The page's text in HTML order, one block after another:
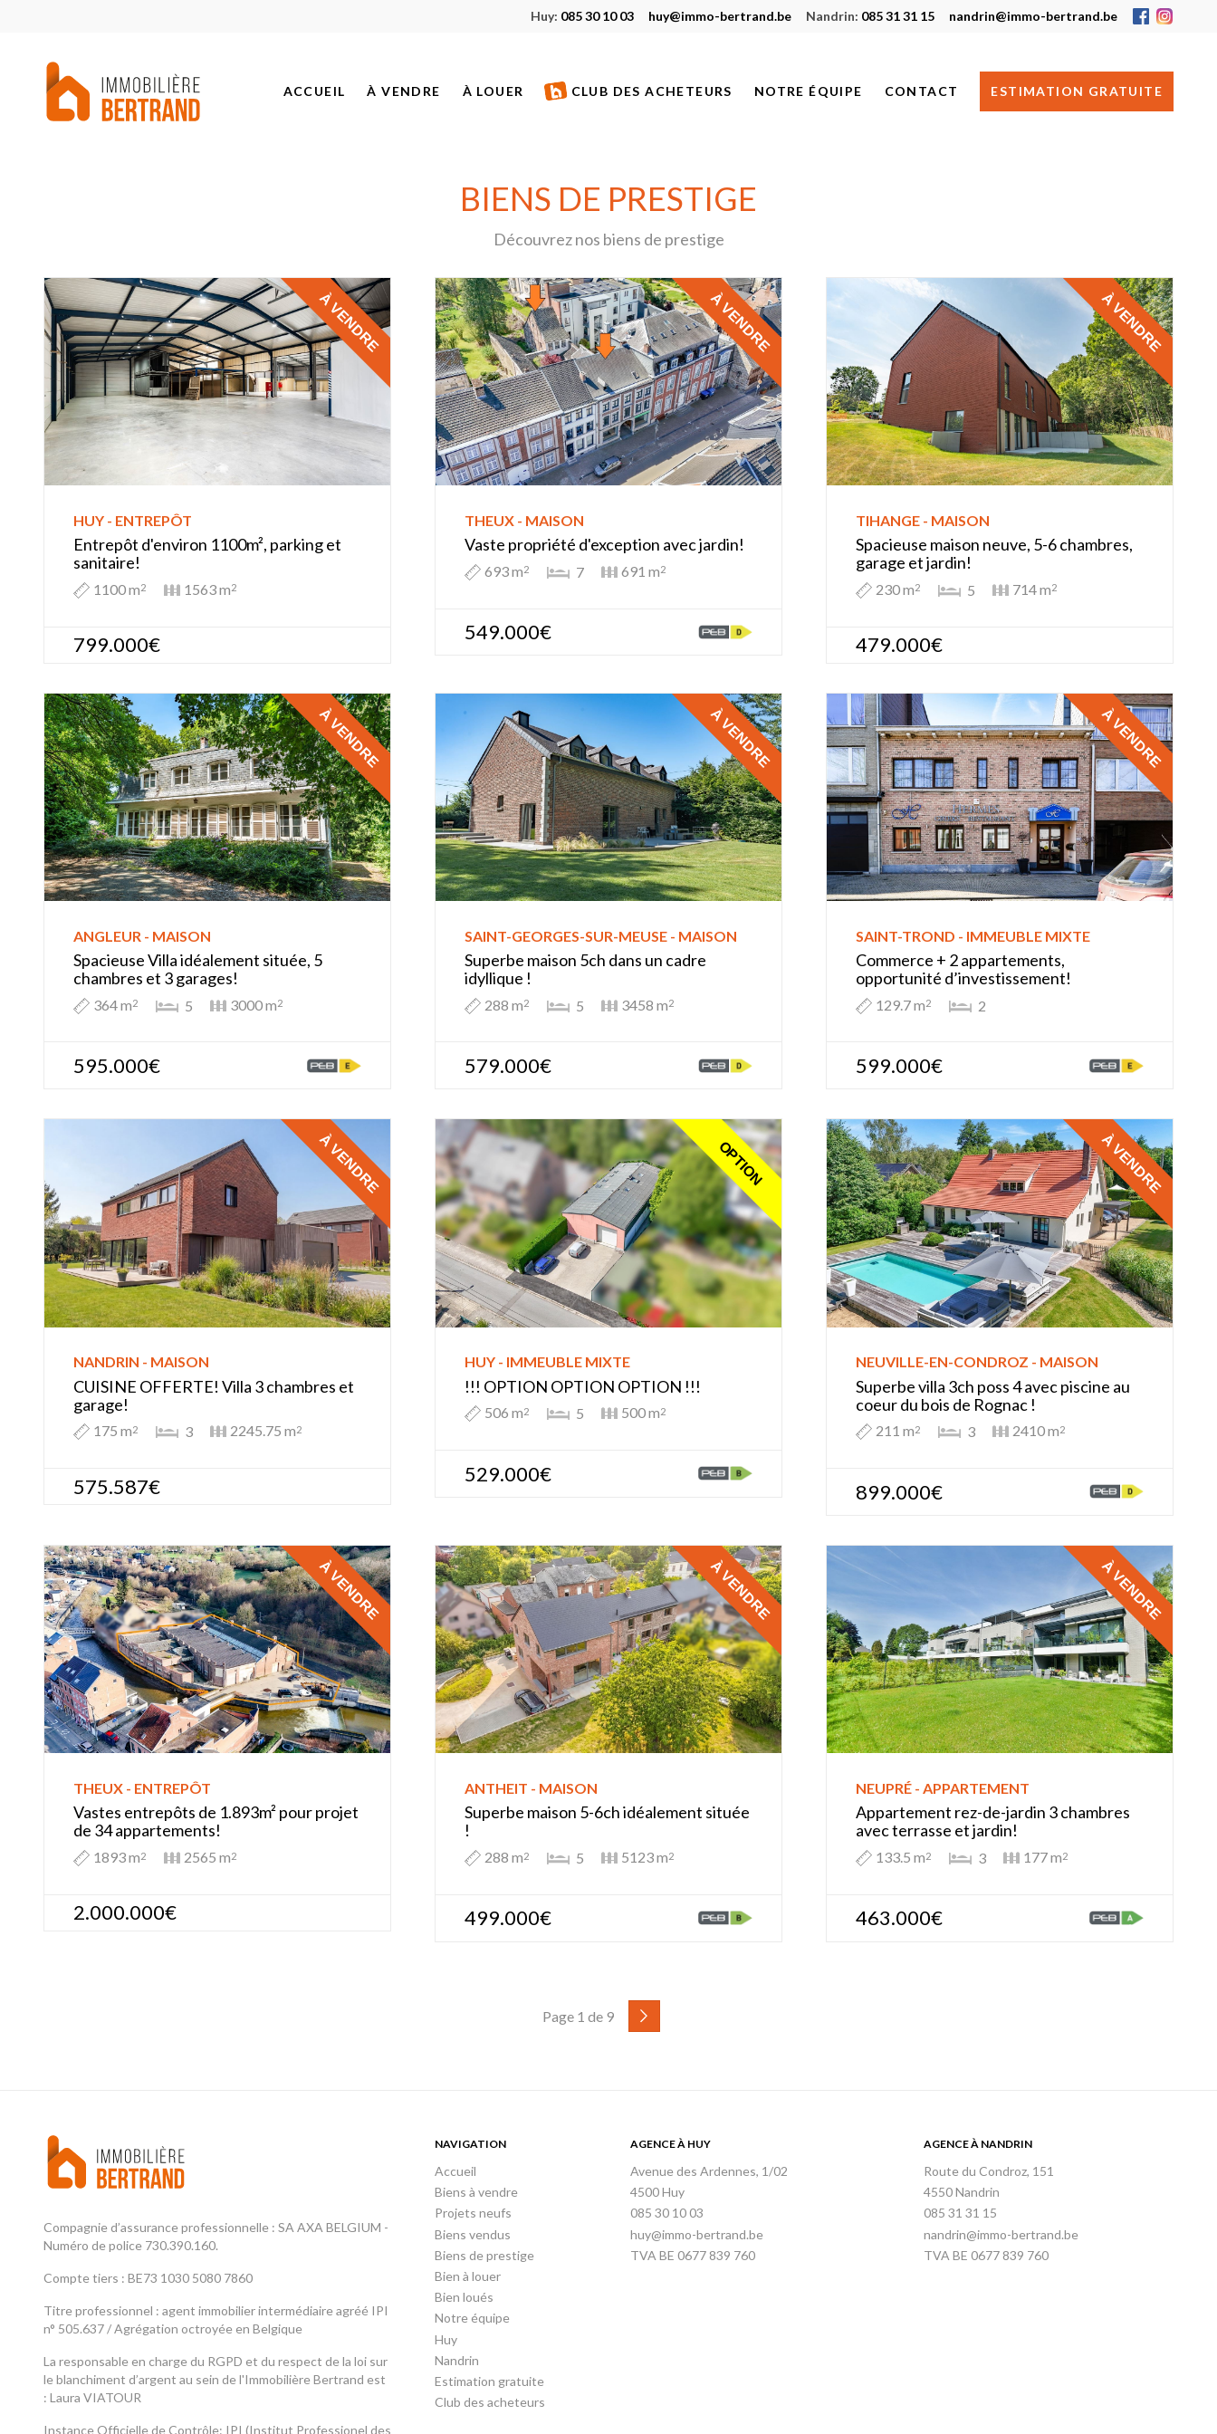
Huy: 085 30 10 03 huy@immo-bertrand.be Nandrin: 085 31 31 15 nandrin@immo-bertrand.be
ACCUEIL À VENDRE
BIENS DE PRESTIGE
À LOUER CLUB DES ACHETEURS NOTRE ÉQUIPE CONTACT ESTIMATION GRATUITE
BIENS DE PRESTIGE
Découvrez nos biens de prestige
HUY - ENTREPÔT
Entrepôt d'environ 1100m², parking et
sanitaire!
1100 m2 1563 m2
799.000€
À VENDRE
THEUX - MAISON
Vaste propriété d'exception avec jardin!
693 m2 7 691 m2
549.000€
À VENDRE
TIHANGE - MAISON
Spacieuse maison neuve, 5-6 chambres,
garage et jardin!
230 m2 5 714 m2
479.000€
À VENDRE
ANGLEUR - MAISON
Spacieuse Villa idéalement située, 5
chambres et 3 garages!
364 m2 5 3000 m2
595.000€
À VENDRE
SAINT-GEORGES-SUR-MEUSE - MAISON
Superbe maison 5ch dans un cadre
idyllique !
288 m2 5 3458 m2
579.000€
À VENDRE
SAINT-TROND - IMMEUBLE MIXTE
Commerce + 2 appartements,
opportunité d’investissement!
129.7 m2 2
599.000€
À VENDRE
NANDRIN - MAISON
CUISINE OFFERTE! Villa 3 chambres et
garage!
175 m2 3 2245.75 m2
575.587€
À VENDRE
HUY - IMMEUBLE MIXTE
!!! OPTION OPTION OPTION !!!
506 m2 5 500 m2
529.000€
OPTION
NEUVILLE-EN-CONDROZ - MAISON
Superbe villa 3ch poss 4 avec piscine au
coeur du bois de Rognac !
211 m2 3 2410 m2
899.000€
À VENDRE
THEUX - ENTREPÔT
Vastes entrepôts de 1.893m² pour projet
de 34 appartements!
1893 m2 2565 m2
2.000.000€
À VENDRE
ANTHEIT - MAISON
Superbe maison 5-6ch idéalement située
!
288 m2 5 5123 m2
499.000€
À VENDRE
NEUPRÉ - APPARTEMENT
Appartement rez-de-jardin 3 chambres
avec terrasse et jardin!
133.5 m2 3 177 m2
463.000€
À VENDRE
Page 1 de 9
Compagnie d’assurance professionnelle : SA AXA BELGIUM -
Numéro de police 730.390.160.
Compte tiers : BE73 1030 5080 7860
Titre professionnel : agent immobilier intermédiaire agréé IPI
n° 505.637 / Agrégation octroyée en Belgique
La responsable en charge du RGPD et du respect de la loi sur
le blanchiment d’argent au sein de l'Immobilière Bertrand est
: Laura VIATOUR
Instance Officielle de Contrôle: IPI (Institut Professionel des
NAVIGATION
Accueil
Biens à vendre
Projets neufs
Biens vendus
Biens de prestige
Bien à louer
Bien loués
Notre équipe
Huy
Nandrin
Estimation gratuite
Club des acheteurs
AGENCE À HUY
Avenue des Ardennes, 1/02
4500 Huy
085 30 10 03
huy@immo-bertrand.be
TVA BE 0677 839 760
AGENCE À NANDRIN
Route du Condroz, 151
4550 Nandrin
085 31 31 15
nandrin@immo-bertrand.be
TVA BE 0677 839 760